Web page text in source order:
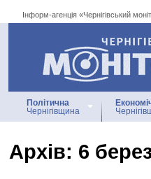
Інформ-агенція «Чернігівський
Інформ-агенція
«Чернігівський
Політична
Чернігівщина
Архiв: 6